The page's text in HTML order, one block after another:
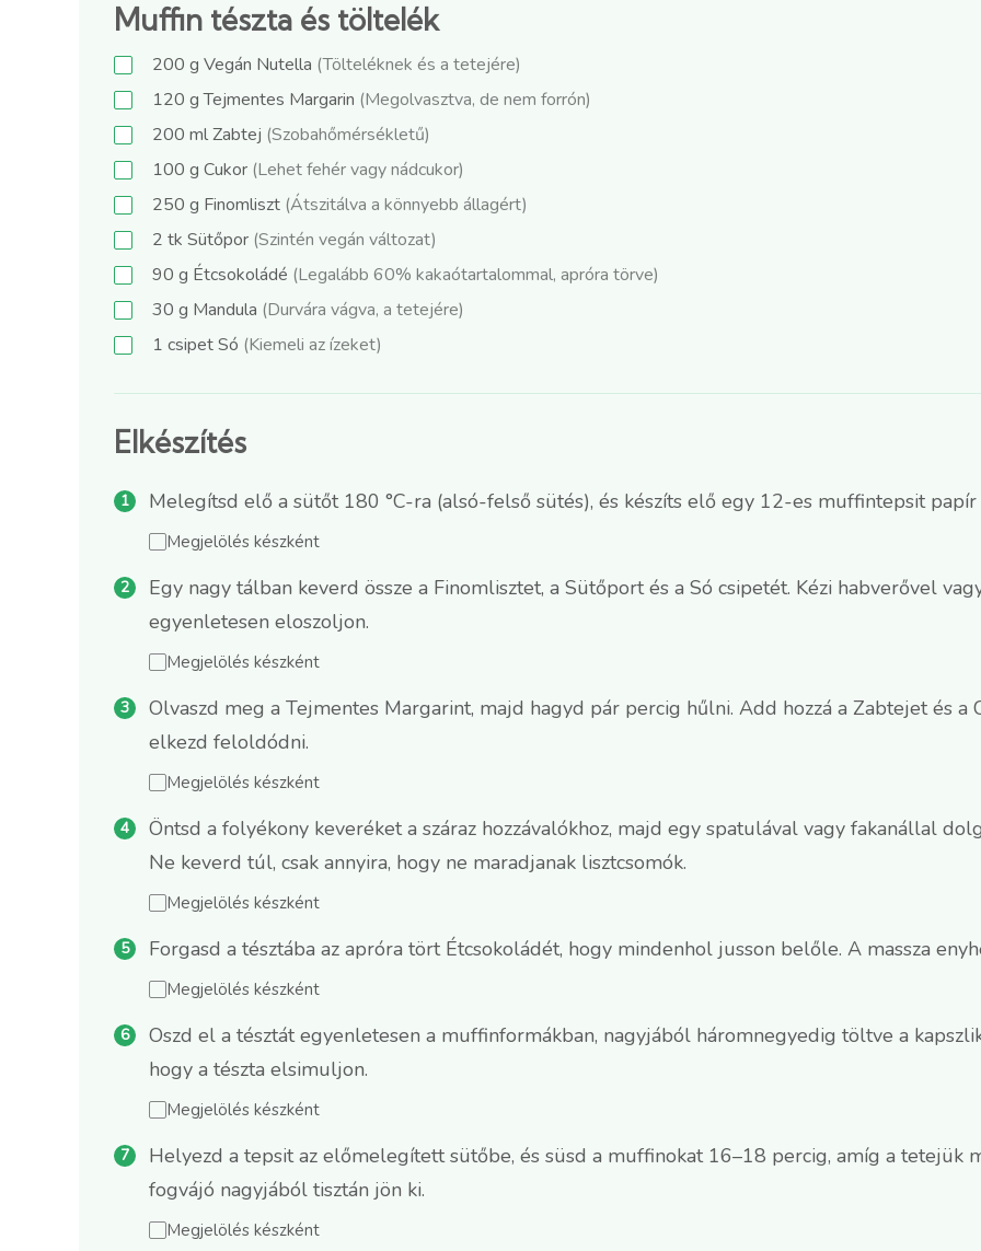
Muffin tészta és töltelék
200 g Vegán Nutella (Tölteléknek és a tetejére)
120 gTejmentes Margarin (Megolvasztva, de nem forrón)
200 mlZabtej (Szobahőmérsékletű)
100 g Cukor (Lehet fehér vagy nádcukor)
250 g Finomliszt (Átszitálva a könnyebb állagért)
2 tk Sütőpor (Szintén vegán változat)
90 g Étcsokoládé (Legalább 60% kakaótartalommal, apróra törve)
30 g Mandula (Durvára vágva, a tetejére)
1 csipetSó (Kiemeli az ízeket)
Elkészítés
Melegítsd elő a sütőt 180 °C-ra (alsó-felső sütés), és készíts elő egy 12-es muffintepsit
Megjelölés készként
Egy nagy tálban keverd össze a Finomlisztet, a Sütőport és a Só csipetét. Kézi habverővel
egyenletesen eloszoljon.
Megjelölés készként
Olvaszd meg a Tejmentes Margarint, majd hagyd pár percig hűlni. Add hozzá a Zabtejet és a
elkezd feloldódni.
Megjelölés készként
Öntsd a folyékony keveréket a száraz hozzávalókhoz, majd egy spatulával vagy fakanállal
Ne keverd túl, csak annyira, hogy ne maradjanak lisztcsomók.
Megjelölés készként
Forgasd a tésztába az apróra tört Étcsokoládét, hogy mindenhol jusson belőle. A massza
Megjelölés készként
Oszd el a tésztát egyenletesen a muffinformákban, nagyjából háromnegyedig töltve a
hogy a tészta elsimuljon.
Megjelölés készként
Helyezd a tepsit az előmelegített sütőbe, és süsd a muffinokat 16–18 percig, amíg a tetejük
fogvájó nagyjából tisztán jön ki.
Megjelölés készként